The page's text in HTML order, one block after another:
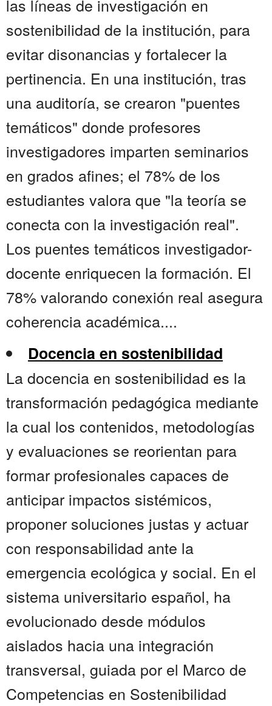
las líneas de investigación en
sostenibilidad de la institución, para
evitar disonancias y fortalecer la
pertinencia. En una institución, tras
una auditoría, se crearon "puentes
temáticos" donde profesores
investigadores imparten seminarios
en grados afines; el 78% de los
estudiantes valora que "la teoría se
conecta con la investigación real".
Los puentes temáticos investigador-
docente enriquecen la formación. El
78% valorando conexión real asegura
coherencia académica....
Docencia en sostenibilidad
La docencia en sostenibilidad es la
transformación pedagógica mediante
la cual los contenidos, metodologías
y evaluaciones se reorientan para
formar profesionales capaces de
anticipar impactos sistémicos,
proponer soluciones justas y actuar
con responsabilidad ante la
emergencia ecológica y social. En el
sistema universitario español, ha
evolucionado desde módulos
aislados hacia una integración
transversal, guiada por el Marco de
Competencias en Sostenibilidad